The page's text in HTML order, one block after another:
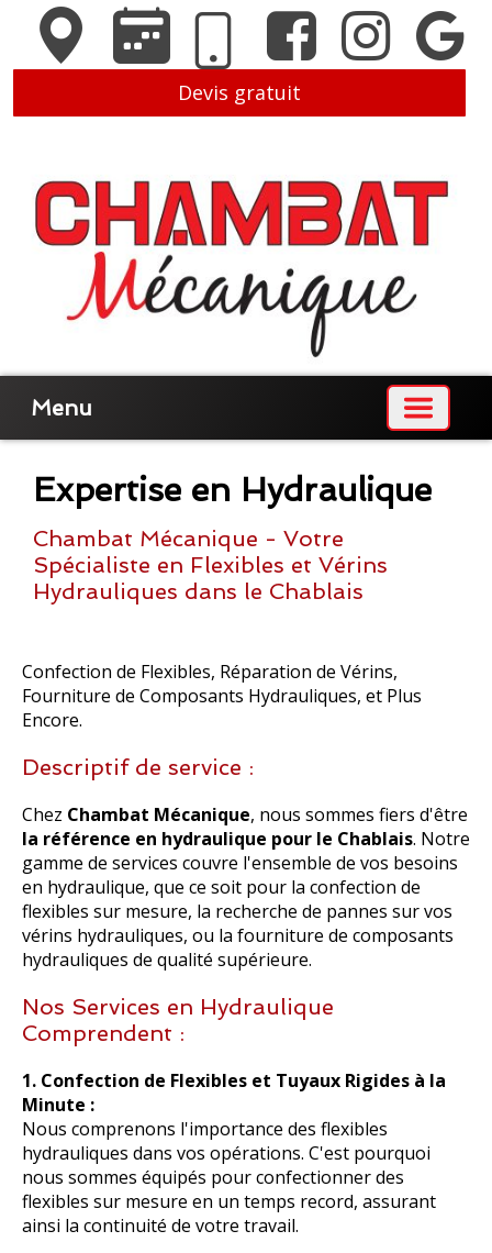
Devis gratuit
Menu
Expertise en Hydraulique
Chambat Mécanique - Votre
Spécialiste en Flexibles et Vérins
Hydrauliques dans le Chablais
Confection de Flexibles, Réparation de Vérins,
Fourniture de Composants Hydrauliques, et Plus
Encore.
Descriptif de service :
Chez Chambat Mécanique, nous sommes fiers d'être
la référence en hydraulique pour le Chablais. Notre
gamme de services couvre l'ensemble de vos besoins
en hydraulique, que ce soit pour la confection de
flexibles sur mesure, la recherche de pannes sur vos
vérins hydrauliques, ou la fourniture de composants
hydrauliques de qualité supérieure.
Nos Services en Hydraulique
Comprendent :
1. Confection de Flexibles et Tuyaux Rigides à la
Minute :
Nous comprenons l'importance des flexibles
hydrauliques dans vos opérations. C'est pourquoi
nous sommes équipés pour confectionner des
flexibles sur mesure en un temps record, assurant
ainsi la continuité de votre travail.